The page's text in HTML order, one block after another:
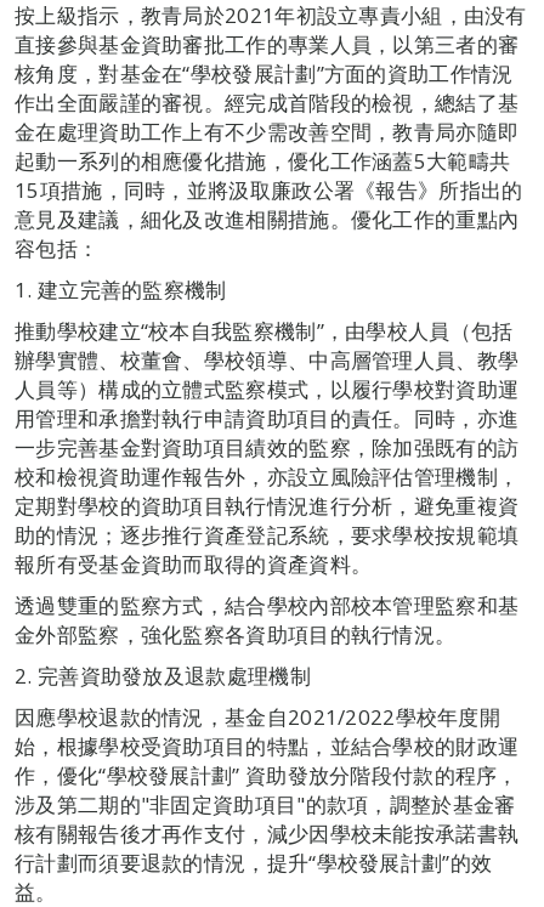
按上級指示，教青局於2021年初設立專責小組，由没有
直接參與基金資助審批工作的專業人員，以第三者的審
核角度，對基金在“學校發展計劃”方面的資助工作情況
作出全面嚴謹的審視。經完成首階段的檢視，總結了基
金在處理資助工作上有不少需改善空間，教青局亦隨即
起動一系列的相應優化措施，優化工作涵蓋5大範疇共
15項措施，同時，並將汲取廉政公署《報告》所指出的
意見及建議，細化及改進相關措施。優化工作的重點內
容包括：
1. 建立完善的監察機制
推動學校建立“校本自我監察機制”，由學校人員（包括
辦學實體、校董會、學校領導、中高層管理人員、教學
人員等）構成的立體式監察模式，以履行學校對資助運
用管理和承擔對執行申請資助項目的責任。同時，亦進
一步完善基金對資助項目績效的監察，除加强既有的訪
校和檢視資助運作報告外，亦設立風險評估管理機制，
定期對學校的資助項目執行情況進行分析，避免重複資
助的情況；逐步推行資產登記系統，要求學校按規範填
報所有受基金資助而取得的資產資料。
透過雙重的監察方式，結合學校內部校本管理監察和基
金外部監察，強化監察各資助項目的執行情況。
2. 完善資助發放及退款處理機制
因應學校退款的情況，基金自2021/2022學校年度開
始，根據學校受資助項目的特點，並結合學校的財政運
作，優化“學校發展計劃” 資助發放分階段付款的程序，
涉及第二期的"非固定資助項目"的款項，調整於基金審
核有關報告後才再作支付，減少因學校未能按承諾書執
行計劃而須要退款的情況，提升“學校發展計劃”的效
益。